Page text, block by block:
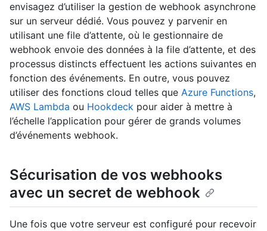
envisagez d’utiliser la gestion de webhook asynchrone
sur un serveur dédié. Vous pouvez y parvenir en
utilisant une file d’attente, où le gestionnaire de
webhook envoie des données à la file d’attente, et des
processus distincts effectuent les actions suivantes en
fonction des événements. En outre, vous pouvez
utiliser des fonctions cloud telles que Azure Functions,
AWS Lambda ou Hookdeck pour aider à mettre à
l’échelle l’application pour gérer de grands volumes
d’événements webhook.
Sécurisation de vos webhooks
avec un secret de webhook
Une fois que votre serveur est configuré pour recevoir